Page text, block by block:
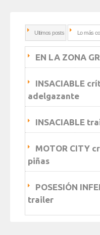
Ultimos posts Lo más
EN LA ZONA
INSACIABLE
adelgazante
INSACIABLE
MOTOR CITY
piñas
POSESIÓN
trailer